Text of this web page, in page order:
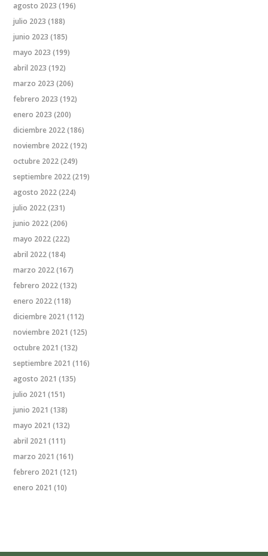
agosto 2023 (196)
julio 2023 (188)
junio 2023 (185)
mayo 2023 (199)
abril 2023 (192)
marzo 2023 (206)
febrero 2023 (192)
enero 2023 (200)
diciembre 2022(186)
noviembre 2022(192)
octubre 2022(249)
septiembre 2022(219)
agosto 2022(224)
julio 2022(231)
junio 2022(206)
mayo 2022(222)
abril 2022(184)
marzo 2022(167)
febrero 2022(132)
enero 2022(118)
diciembre 2021 (112)
noviembre 2021 (125)
octubre 2021 (132)
septiembre 2021 (116)
agosto 2021 (135)
julio 2021 (151)
junio 2021 (138)
mayo 2021 (132)
abril 2021 (111)
marzo 2021 (161)
febrero 2021 (121)
enero 2021 (10)